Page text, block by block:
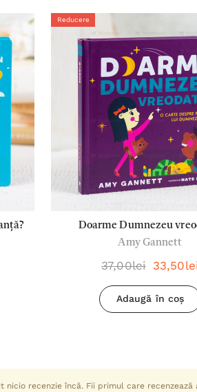
Reducere
Doarme Dumnezeu
Amy Gannett
37,00lei
Adaugă în coș
nicio recenzie încă. Fii primul care recenzează